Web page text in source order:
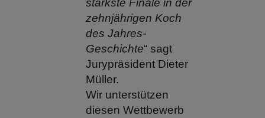
zehnjährigen Koch
des Jahres-
Geschichte“ sagt
Jurypräsident Dieter
Müller.
Wir unterstützen
diesen Wettbewerb